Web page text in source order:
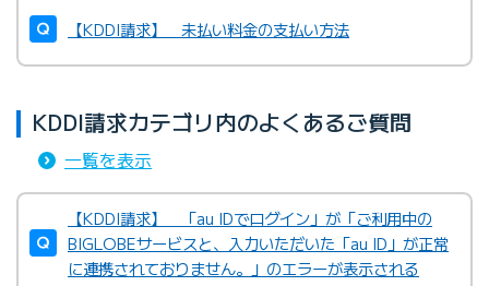
【KDDI請求】 未払い料金の支払い方法
KDDI請求カテゴリ内のよくあるご質問
一覧を表示
【KDDI請求】 「au IDでログイン」が「ご利用中の
BIGLOBEサービスと、入力いただいた「au ID」が正常
に連携されておりません。」のエラーが表示される